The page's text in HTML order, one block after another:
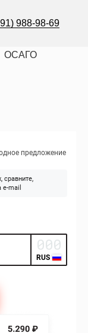
988-98-69
ОСАГО